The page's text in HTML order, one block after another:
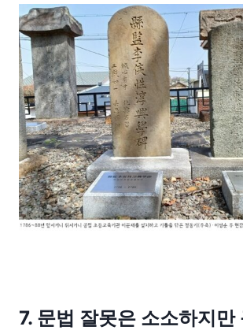
7. 문법 잘못은 소소하지만